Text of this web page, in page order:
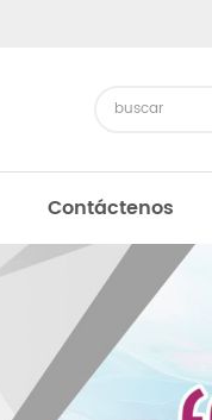
Contáctenos